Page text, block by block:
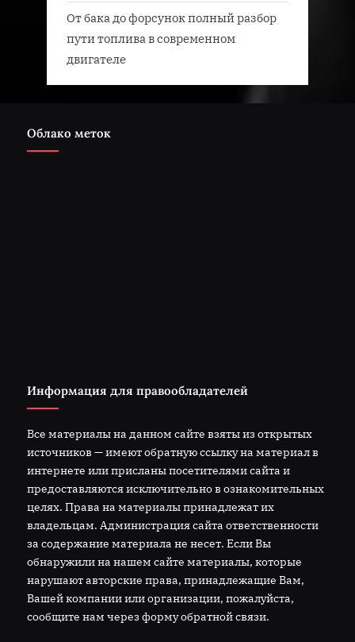
От бака до форсунок полный разбор
пути топлива в современном
двигателе
Облако меток
Информация для правообладателей
Все материалы на данном сайте взяты из открытых
источников — имеют обратную ссылку на материал в
интернете или присланы посетителями сайта и
предоставляются исключительно в ознакомительных
целях. Права на материалы принадлежат их
владельцам. Администрация сайта ответственности
за содержание материала не несет. Если Вы
обнаружили на нашем сайте материалы, которые
нарушают авторские права, принадлежащие Вам,
Вашей компании или организации, пожалуйста,
сообщите нам через форму обратной связи.